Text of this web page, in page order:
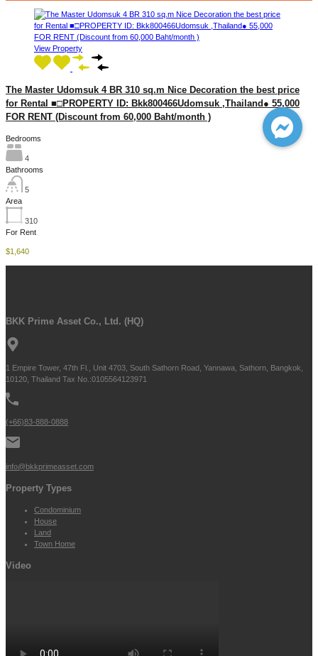
View Property
The Master Udomsuk 4 BR 310 sq.m Nice Decoration the best price
for Rental ■□PROPERTY ID: Bkk800466Udomsuk ,Thailand● 55,000
FOR RENT (Discount from 60,000 Baht/month )
Bedrooms
4
Bathrooms
5
Area
310
For Rent
$1,640
BKK Prime Asset Co., Ltd. (HQ)
1 Empire Tower, 47th Fl., Unit 4703, South Sathorn Road, Yannawa, Sathorn, Bangkok,
10120, Thailand Tax No.:0105564123971
(+66)83-888-0888
info@bkkprimeasset.com
Property Types
Condominium
House
Land
Town Home
Video